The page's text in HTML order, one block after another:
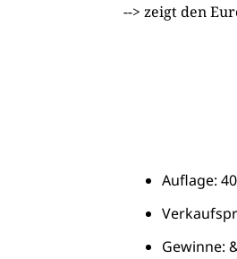
--> zeigt den
Auflage:
Gewinne: